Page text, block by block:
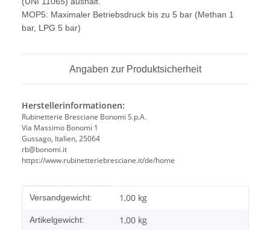
MOP5: Maximaler Betriebsdruck bis zu 5 bar (Methan 1
bar, LPG 5 bar)
Angaben zur Produktsicherheit
Herstellerinformationen:
Rubinetterie Bresciane Bonomi S.p.A.
Via Massimo Bonomi 1
Gussago, Italien, 25064
rb@bonomi.it
https://www.rubinetteriebresciane.it/de/home
Produkteigenschaft
Wert
Versandgewicht: 1,00 kg
Artikelgewicht: 1,00 kg